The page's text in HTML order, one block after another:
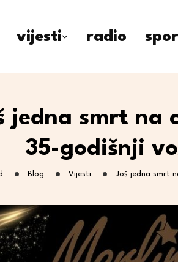
vijesti radio
jedna smrt na
35-godišnji
Blog Vijesti Još jedna smrt